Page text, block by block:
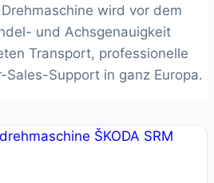
wird vor dem
und Achsgenauigkeit
Transport, professionelle
Support in ganz Europa.